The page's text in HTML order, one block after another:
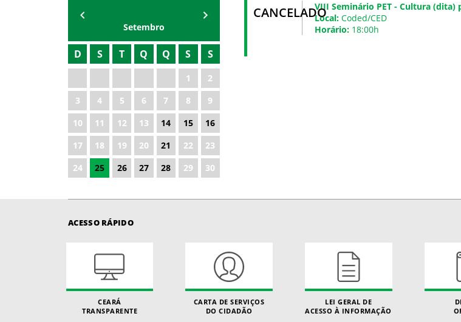
2019
2020
2021
2022
2024
2025
2026
Setembro
D S T Q Q S S
1
2
3
4 5 6 7 8
9
10
11 12 13 14 15
16
17
18 19 20 21 22
23
24
25 26 27 28 29 30
CANCELADOVIII Seminário PET - Cultura (dita)
Local: Coded/CED
Horário: 18:00h
ACESSO RÁPIDO
CEARÁ
TRANSPARENTE
CARTA DE SERVIÇOS
DO CIDADÃO
LEI GERAL DE
ACESSO À INFORMAÇÃO